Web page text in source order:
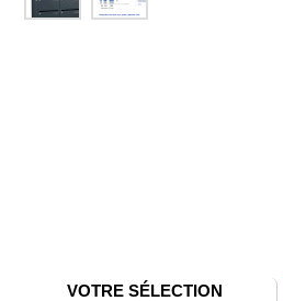
VOTRE SÉLECTION